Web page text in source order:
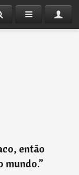
então
mundo.”